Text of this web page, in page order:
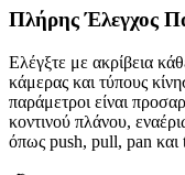
Πλήρης Έλεγχος
Ελέγξτε με ακρίβεια
κάμερας και τύπους
παράμετροι είναι
κοντινού πλάνου,
όπως push, pull, pan και